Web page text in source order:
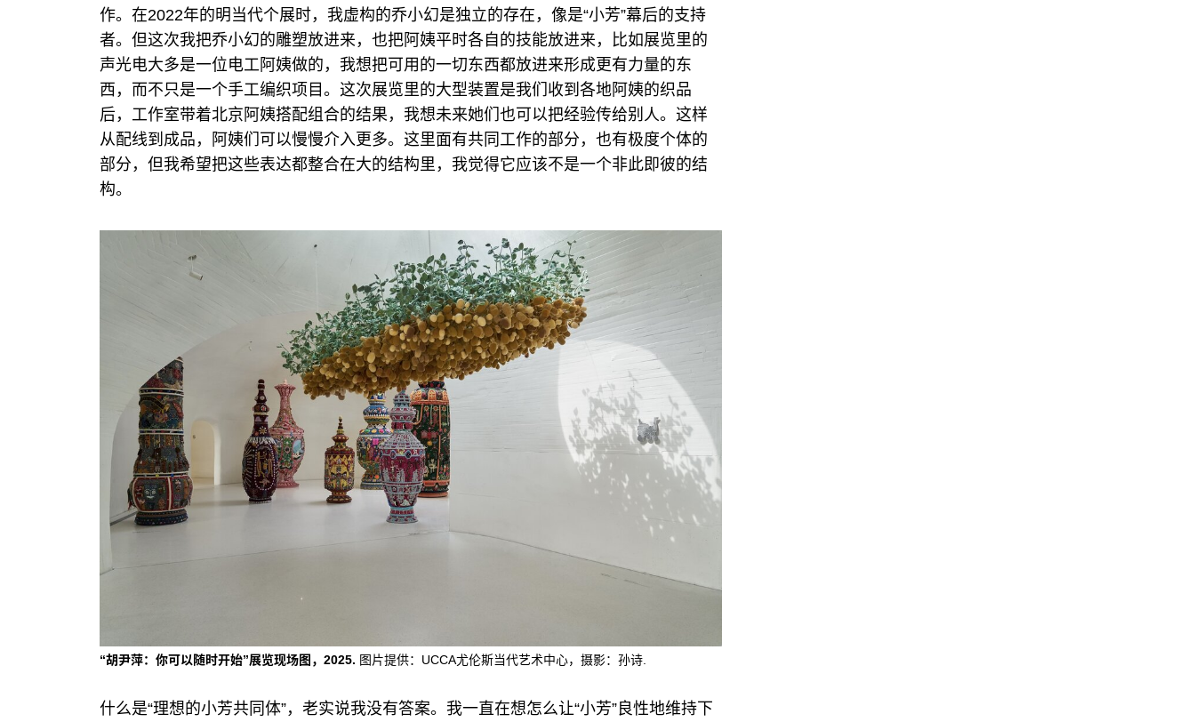
作。在2022年的明当代个展时，我虚构的乔小幻是独立的存在，像是“小芳”幕后的支持
者。但这次我把乔小幻的雕塑放进来，也把阿姨平时各自的技能放进来，比如展览里的
声光电大多是一位电工阿姨做的，我想把可用的一切东西都放进来形成更有力量的东
西，而不只是一个手工编织项目。这次展览里的大型装置是我们收到各地阿姨的织品
后，工作室带着北京阿姨搭配组合的结果，我想未来她们也可以把经验传给别人。这样
从配线到成品，阿姨们可以慢慢介入更多。这里面有共同工作的部分，也有极度个体的
部分，但我希望把这些表达都整合在大的结构里，我觉得它应该不是一个非此即彼的结
构。
“胡尹萍：你可以随时开始”展览现场图，2025. 图片提供：UCCA尤伦斯当代艺术中心，摄影：孙诗.
什么是“理想的小芳共同体”，老实说我没有答案。我一直在想怎么让“小芳”良性地维持下